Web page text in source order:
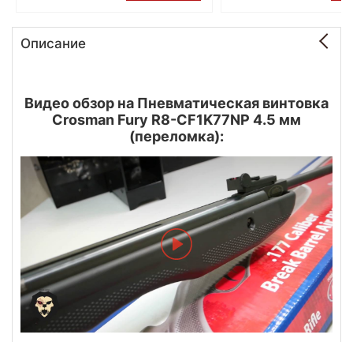
Описание
Видео обзор на Пневматическая винтовка
Crosman Fury R8-CF1K77NP 4.5 мм
(переломка):